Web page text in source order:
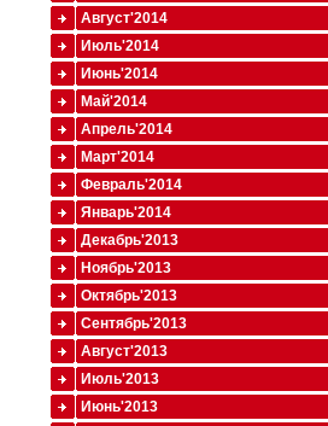
Август'2014
Июль'2014
Июнь'2014
Май'2014
Апрель'2014
Март'2014
Февраль'2014
Январь'2014
Декабрь'2013
Ноябрь'2013
Октябрь'2013
Сентябрь'2013
Август'2013
Июль'2013
Июнь'2013